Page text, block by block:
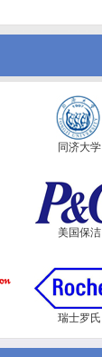
同济大学
美国保洁
瑞士罗氏